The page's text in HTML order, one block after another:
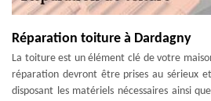
Réparation toiture à Dardagny
La toiture est un élément clé de votre
réparation devront être prises au sérieux
disposant les matériels nécessaires ainsi